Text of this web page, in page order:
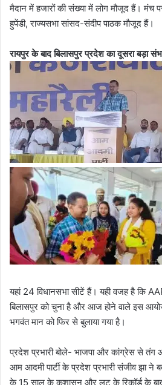
मैदान में हजारों की संख्या में लोग मौजूद हैं।
हुपेंडी, राज्यसभा सांसद-संदीप पाठक मौजूद हैं।
रायपुर के बाद बिलासपुर प्रदेश का दूसरा बड़ा
यहां 24 विधानसभा सीटें हैं। यही वजह है कि
बिलासपुर को चुना है और आज होने वाले इस
भगवंत मान को फिर से बुलाया गया है।
प्रदेश प्रभारी बोले- भाजपा और कांग्रेस से
आम आदमी पार्टी के प्रदेश प्रभारी संजीव झा ने
के 15 साल के कुशासन और लूट के रिकॉर्ड के